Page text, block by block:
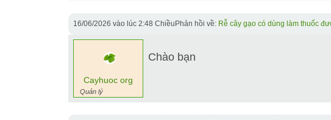
16/06/2026 vào lúc 2:48 Chiều Phản hồi về: Rễ cây gạo có dùng làm thuốc
Cayhuoc org
Quản lý
Chào bạn